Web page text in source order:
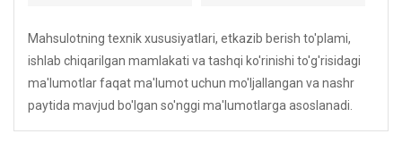
Mahsulotning texnik xususiyatlari, etkazib berish to'plami,
ishlab chiqarilgan mamlakati va tashqi ko'rinishi to'g'risidagi
ma'lumotlar faqat ma'lumot uchun mo'ljallangan va nashr
paytida mavjud bo'lgan so'nggi ma'lumotlarga asoslanadi.